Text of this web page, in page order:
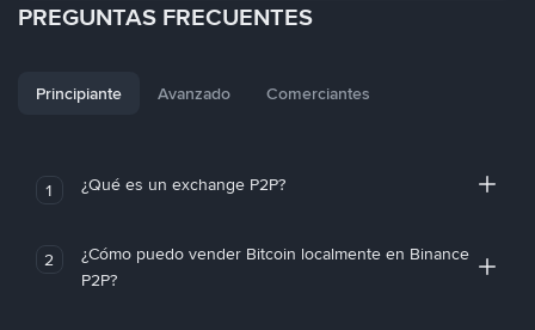
PREGUNTAS FRECUENTES
Principiante Avanzado Comerciantes
1 ¿Qué es un exchange P2P?
2
¿Cómo puedo vender Bitcoin localmente en Binance
P2P?